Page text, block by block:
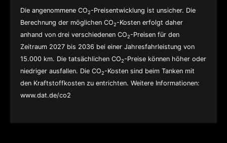
Die angenommene CO2-Preisentwicklung ist unsicher. Die
Berechnung der möglichen CO2-Kosten erfolgt daher
anhand von drei verschiedenen CO2-Preisen für den
Zeitraum 2027 bis 2036 bei einer Jahresfahrleistung von
15.000 km. Die tatsächlichen CO2-Preise können höher oder
niedriger ausfallen. Die CO2-Kosten sind beim Tanken mit
den Kraftstoffkosten zu entrichten. Weitere Informationen:
www.dat.de/co2